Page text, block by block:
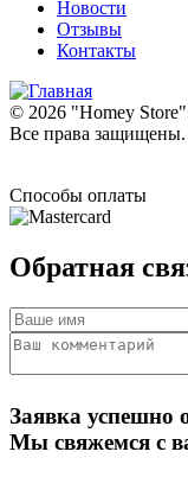
Новости
Отзывы
Контакты
© 2026 "Homey Store
Все права защищены.
Способы оплаты
Обратная
Заявка успешно
Мы свяжемся с